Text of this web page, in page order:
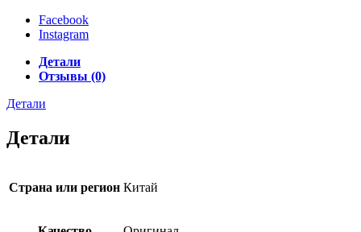
Facebook
Instagram
Детали
Отзывы (0)
Детали
Детали
Страна или регион Китай